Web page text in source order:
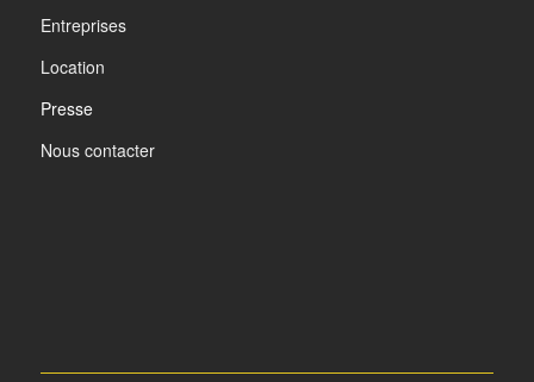
Entreprises
Location
Presse
Nous contacter